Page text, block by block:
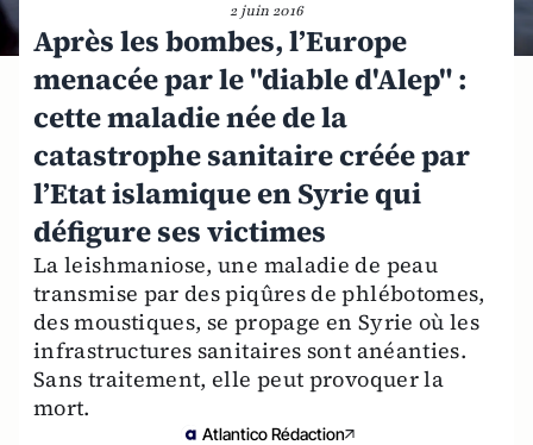
2 juin 2016
Après les bombes, l’Europe
menacée par le "diable d'Alep" :
cette maladie née de la
catastrophe sanitaire créée par
l’Etat islamique en Syrie qui
défigure ses victimes
La leishmaniose, une maladie de peau
transmise par des piqûres de phlébotomes,
des moustiques, se propage en Syrie où les
infrastructures sanitaires sont anéanties.
Sans traitement, elle peut provoquer la
mort.
Atlantico Rédaction